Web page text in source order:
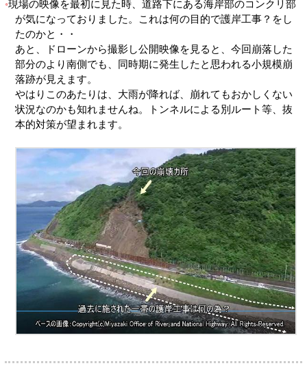
現場の映像を最初に見た時、道路下にある海岸部のコンクリ部
が気になっておりました。これは何の目的で護岸工事？をし
たのかと・・
あと、ドローンから撮影し公開映像を見ると、今回崩落した
部分のより南側でも、同時期に発生したと思われる小規模崩
落跡が見えます。
やはりこのあたりは、大雨が降れば、崩れてもおかしくない
状況なのかも知れませんね。トンネルによる別ルート等、抜
本的対策が望まれます。